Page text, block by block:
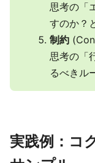
思考の「
すのか？
制約
思考の「
るべきル
実践例：コ